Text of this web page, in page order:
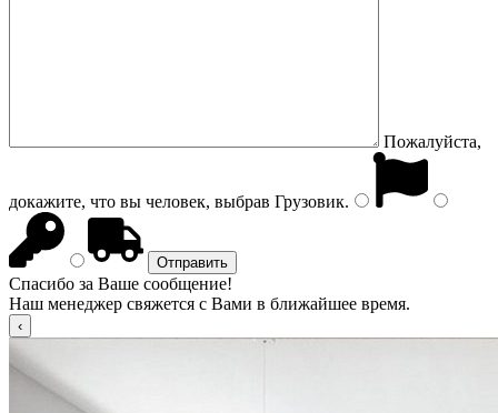
Пожалуйста,
докажите, что вы человек, выбрав Грузовик.
Спасибо за Ваше сообщение!
Наш менеджер свяжется с Вами в ближайшее время.